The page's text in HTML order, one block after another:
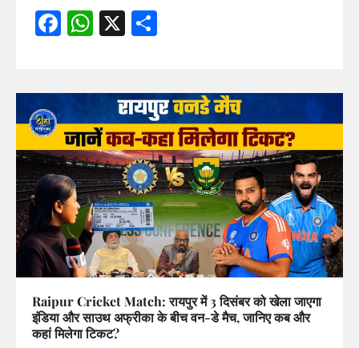
Facebook
WhatsApp
X
Raipur Cricket Match: रायपुर में 3 दिसंबर को खेला जाएगा
इंडिया और साउथ अफ्रीका के बीच वन-डे मैच, जानिए कब और
कहां मिलेगा टिकट?